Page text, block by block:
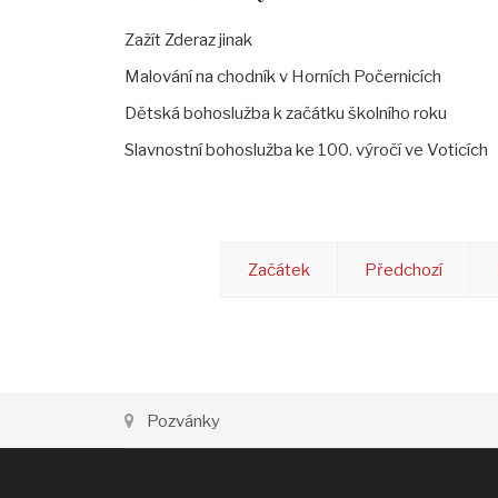
Zažít Zderaz jinak
Malování na chodník v Horních Počernicích
Dětská bohoslužba k začátku školního roku
Slavnostní bohoslužba ke 100. výročí ve Voticích
Začátek Předchozí
Pozvánky